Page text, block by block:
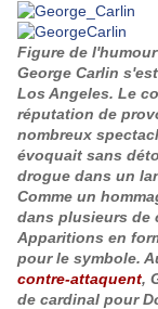
Figure de
George Carlin
Los Angeles. Le
réputation de
nombreux
évoquait sans
drogue dans un
Comme un
dans plusieurs de
Apparitions en
pour le symbole.
contre-attaquent,
de cardinal pour